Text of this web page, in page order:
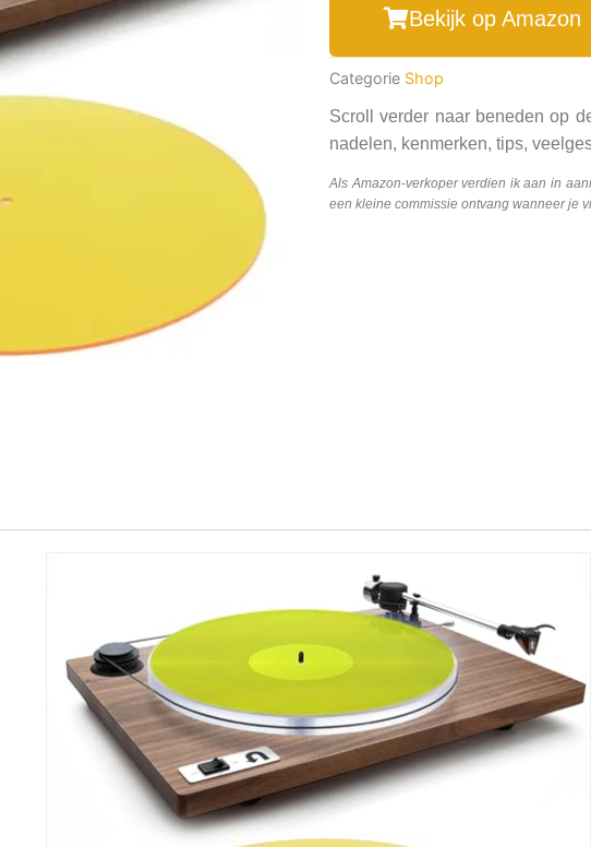
Bekijk op Amazon
Categorie Shop
Scroll verder naar beneden op
nadelen, kenmerken, tips,
Als Amazon-verkoper verdien ik aan in
een kleine commissie ontvang wanneer je